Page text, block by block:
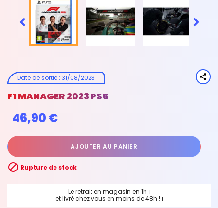
 
Date de sortie : 31/08/2023
F1 MANAGER 2023 PS5
46,90 €
AJOUTER AU PANIER
 Rupture de stock
Le retrait en magasin en 1h ℹ
et livré chez vous en moins de 48h ! ℹ